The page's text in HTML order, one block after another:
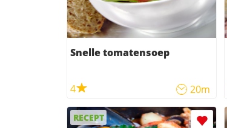
Snelle tomatensoep
4 20m
RECEPT